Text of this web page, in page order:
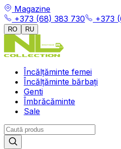
Magazine
+373 (68) 383 730
+373
RO RU
Încălțăminte femei
Încălțăminte bărbați
Genti
Îmbrăcăminte
Sale